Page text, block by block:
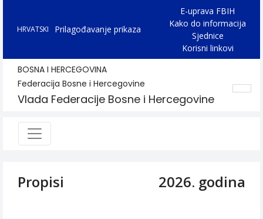
HRVATSKI Prilagođavanje prikaza
E-uprava FBIH
Kako do informacija
Sjednice
Korisni linkovi
BOSNA I HERCEGOVINA
Federacija Bosne i Hercegovine
Vlada Federacije Bosne i Hercegovine
Propisi 2026. godina